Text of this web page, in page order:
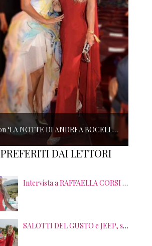
Con ‘LA NOTTE DI ANDREA BOCELLI’ l’ARENA si accende di musica e solidarietà! I SALOTTI DEL GUSTO conquistano tutti; tra gli ospiti, RICHARD GERE
PREFERITI DAI LETTORI
Intervista a RAFFAELLA CORSI tra EVENTI, PSICOLOGIA ed EMOZIONI
SALOTTI DEL GUSTO e JEEP, sei anni di SUCCESSI tra splendide LOCATION, TERRITORI e GUSTO